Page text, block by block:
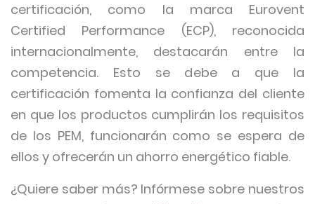
certificación, como la marca Eurovent
Certified Performance (ECP), reconocida
internacionalmente, destacarán entre la
competencia. Esto se debe a que la
certificación fomenta la confianza del cliente
en que los productos cumplirán los requisitos
de los PEM, funcionarán como se espera de
ellos y ofrecerán un ahorro energético fiable.
¿Quiere saber más? Infórmese sobre nuestros